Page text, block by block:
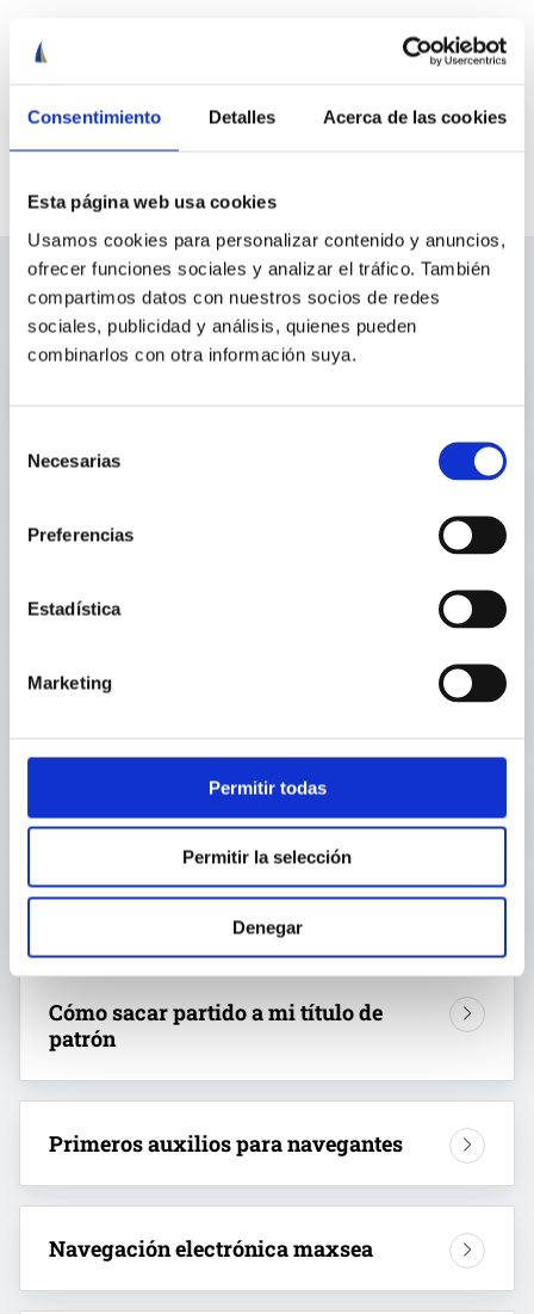
Consentimiento Detalles Acerca de las cookies
Esta página web usa cookies
Usamos cookies para personalizar contenido y anuncios,
ofrecer funciones sociales y analizar el tráfico. También
compartimos datos con nuestros socios de redes
sociales, publicidad y análisis, quienes pueden
combinarlos con otra información suya.
Necesarias
Preferencias
Estadística
Marketing
Permitir todas
Permitir la selección
Denegar
Otras formas de contacto
También te puede interesar
Mantenimiento de la embarcación
Mantenimiento preventivo del motor
Normativa para navegantes de recreo
Cómo sacar partido a mi título de
patrón
Primeros auxilios para navegantes
Navegación electrónica maxsea